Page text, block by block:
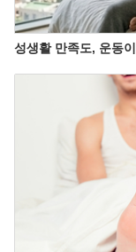
성생활 만족도, 운동